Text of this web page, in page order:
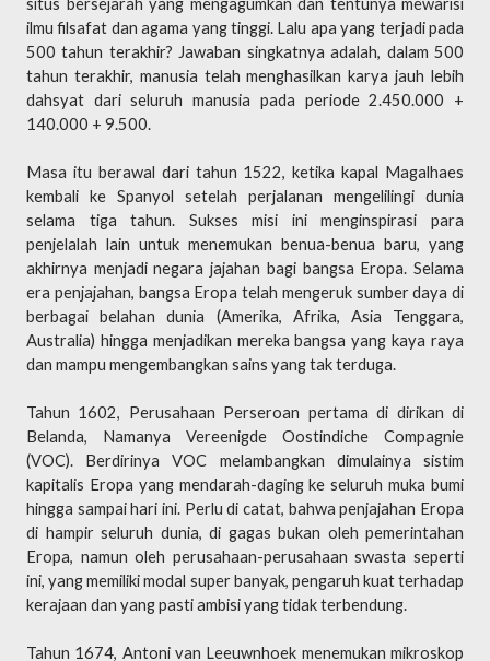
situs bersejarah yang mengagumkan dan tentunya mewarisi
ilmu filsafat dan agama yang tinggi. Lalu apa yang terjadi pada
500 tahun terakhir? Jawaban singkatnya adalah, dalam 500
tahun terakhir, manusia telah menghasilkan karya jauh lebih
dahsyat dari seluruh manusia pada periode 2.450.000 +
140.000 + 9.500.
Masa itu berawal dari tahun 1522, ketika kapal Magalhaes
kembali ke Spanyol setelah perjalanan mengelilingi dunia
selama tiga tahun. Sukses misi ini menginspirasi para
penjelalah lain untuk menemukan benua-benua baru, yang
akhirnya menjadi negara jajahan bagi bangsa Eropa. Selama
era penjajahan, bangsa Eropa telah mengeruk sumber daya di
berbagai belahan dunia (Amerika, Afrika, Asia Tenggara,
Australia) hingga menjadikan mereka bangsa yang kaya raya
dan mampu mengembangkan sains yang tak terduga.
Tahun 1602, Perusahaan Perseroan pertama di dirikan di
Belanda, Namanya Vereenigde Oostindiche Compagnie
(VOC). Berdirinya VOC melambangkan dimulainya sistim
kapitalis Eropa yang mendarah-daging ke seluruh muka bumi
hingga sampai hari ini. Perlu di catat, bahwa penjajahan Eropa
di hampir seluruh dunia, di gagas bukan oleh pemerintahan
Eropa, namun oleh perusahaan-perusahaan swasta seperti
ini, yang memiliki modal super banyak, pengaruh kuat terhadap
kerajaan dan yang pasti ambisi yang tidak terbendung.
Tahun 1674, Antoni van Leeuwnhoek menemukan mikroskop